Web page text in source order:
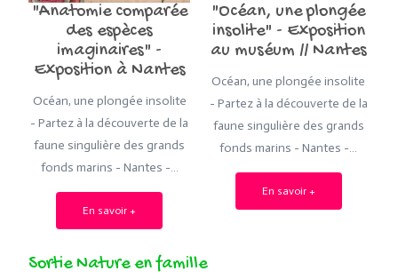
"Anatomie comparée
des espèces
imaginaires" -
Exposition à Nantes
Océan, une plongée insolite
- Partez à la découverte de la
faune singulière des grands
fonds marins - Nantes -…
En savoir +
"Océan, une plongée
insolite" - Exposition
au muséum // Nantes
Océan, une plongée insolite
- Partez à la découverte de la
faune singulière des grands
fonds marins - Nantes -…
En savoir +
Sortie Nature en famille